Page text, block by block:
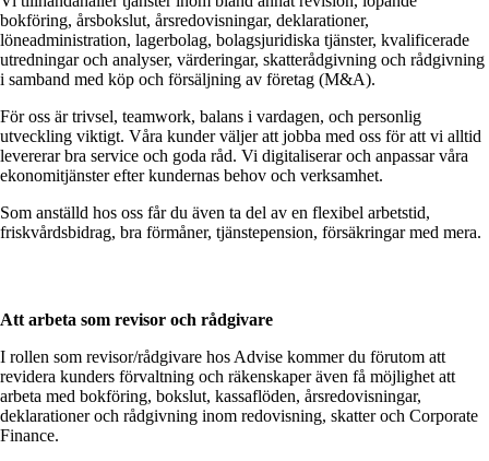
bokföring, årsbokslut, årsredovisningar, deklarationer,
löneadministration, lagerbolag, bolagsjuridiska tjänster, kvalificerade
utredningar och analyser, värderingar, skatterådgivning och rådgivning
i samband med köp och försäljning av företag (M&A).
För oss är trivsel, teamwork, balans i vardagen, och personlig
utveckling viktigt. Våra kunder väljer att jobba med oss för att vi alltid
levererar bra service och goda råd. Vi digitaliserar och anpassar våra
ekonomitjänster efter kundernas behov och verksamhet.
Som anställd hos oss får du även ta del av en flexibel arbetstid,
friskvårdsbidrag, bra förmåner, tjänstepension, försäkringar med mera.
Att arbeta som revisor och rådgivare
I rollen som revisor/rådgivare hos Advise kommer du förutom att
revidera kunders förvaltning och räkenskaper även få möjlighet att
arbeta med bokföring, bokslut, kassaflöden, årsredovisningar,
deklarationer och rådgivning inom redovisning, skatter och Corporate
Finance.